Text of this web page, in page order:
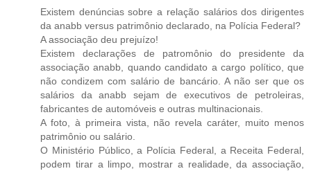
Existem denúncias sobre a relação salários dos dirigentes
da anabb versus patrimônio declarado, na Polícia Federal?
A associação deu prejuízo!
Existem declarações de patromônio do presidente da
associação anabb, quando candidato a cargo político, que
não condizem com salário de bancário. A não ser que os
salários da anabb sejam de executivos de petroleiras,
fabricantes de automóveis e outras multinacionais.
A foto, à primeira vista, não revela caráter, muito menos
patrimônio ou salário.
O Ministério Público, a Polícia Federal, a Receita Federal,
podem tirar a limpo, mostrar a realidade, da associação,